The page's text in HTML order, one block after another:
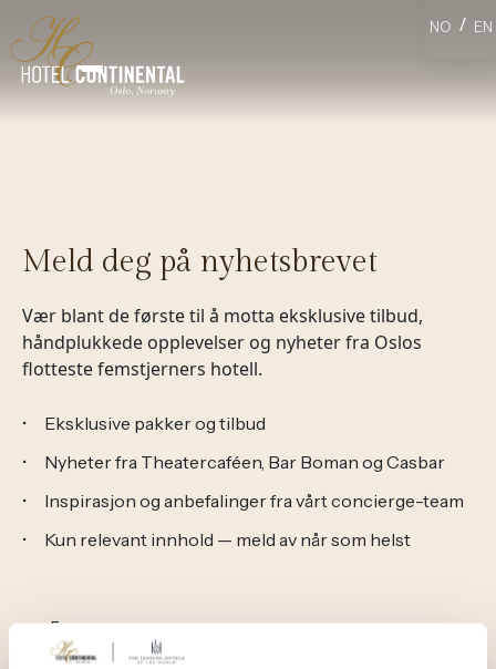
Meld deg på nyhetsbrevet
Vær blant de første til å motta eksklusive tilbud,
håndplukkede opplevelser og nyheter fra Oslos
flotteste femstjerners hotell.
Eksklusive pakker og tilbud
Nyheter fra Theatercaféen, Bar Boman og Casbar
Inspirasjon og anbefalinger fra vårt concierge-team
Kun relevant innhold — meld av når som helst
Fornavn
NO / EN